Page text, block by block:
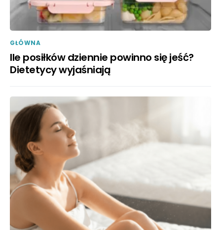
GŁÓWNA
Ile posiłków dziennie powinno się jeść?
Dietetycy wyjaśniają